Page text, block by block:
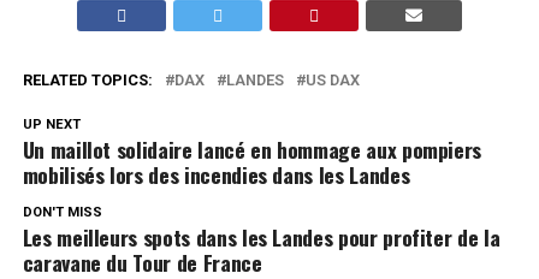
RELATED TOPICS: DAX LANDES US DAX
UP NEXT
Un maillot solidaire lancé en hommage aux pompiers
mobilisés lors des incendies dans les Landes
DON'T MISS
Les meilleurs spots dans les Landes pour profiter de la
caravane du Tour de France